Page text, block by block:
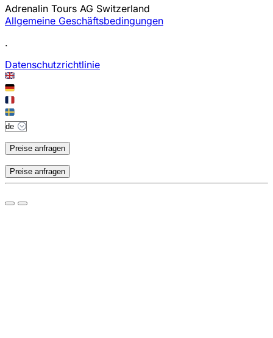
Adrenalin Tours AG Switzerland
Allgemeine Geschäftsbedingungen
.
Datenschutzrichtlinie
Preise anfragen
Preise anfragen